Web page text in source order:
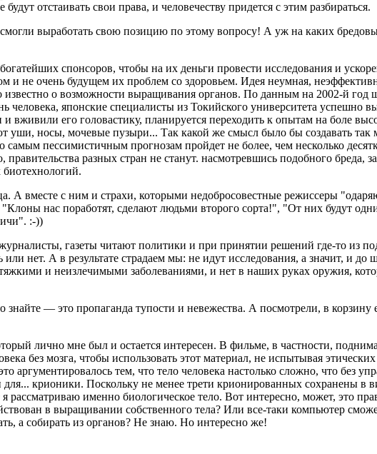
отстаивать свои права, и человечеству придется с этим разбираться.
выработать свою позицию по этому вопросу! А уж на каких
спонсоров, чтобы на их деньги провести исследования и
и не очень будущем их проблем со здоровьем. Идея неумная,
о возможности выращивания органов. По данным на 2002-й год
человека, японские специалисты из Токийского университета успешно
вживили его головастику, планируется переходить к опытам на боле
уши, носы, мочевые пузыри... Так какой же смысл было бы создавать так
самым пессимистичным прогнозам пройдет не более, чем несколько
разных стран не станут. насмотревшись подобного бреда,
биотехнологий.
А вместе с ним и страхи, которыми недобросовестные режиссеры
нас поработят, сделают людьми второго сорта!", "От них будут
:-))
газеты читают политики и при принятии решений где-то из
или нет. А в результате страдаем мы: не идут исследования, а значит, и
и неизлечимыми заболеваниями, и нет в наших руках оружия,
знайте — это пропаганда тупости и невежества. А посмотрели, в корзину
лично мне был и остается интересен. В фильме, в частности,
без мозга, чтобы использовать этот материал, не испытывая
аргументировалось тем, что тело человека настолько сложно, что без
крионики. Поскольку не менее трети крионированных сохранены в
рассматриваю именно биологическое тело. Вот интересно, может, это
в выращивании собственного тела? Или все-таки компьютер
а собирать из органов? Не знаю. Но интересно же!